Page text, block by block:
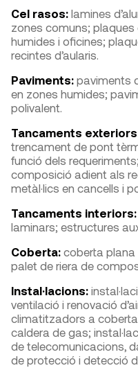
Cel rasos: lamines
zones comuns; plaques
humides i oficines;
recintes d’aularis.
Paviments: paviments
en zones humides;
polivalent.
Tancaments
trencament de pont
funció dels
composició adient als
metàl·lics en cancells i
Tancaments interiors:
laminars; estructures
Coberta: coberta
palet de riera de
Instal·lacions:
ventilació i renovació
climatitzadors a
caldera de gas;
de telecomunicacions,
de protecció i detecció